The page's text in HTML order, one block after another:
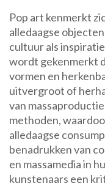
Pop art kenmerkt
alledaagse
cultuur als
wordt gekenmerkt
vormen en
uitvergroot of
van
methoden,
alledaagse
benadrukken van
en massamedia in
kunstenaars een